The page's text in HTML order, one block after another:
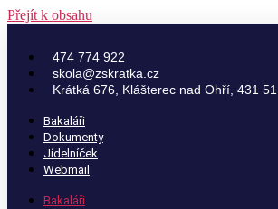
Přejít k obsahu
474 774 922
skola@zskratka.cz
Krátká 676, Klášterec nad Ohří, 431 51
Bakaláři
Dokumenty
Jídelníček
Webmail
Bakaláři